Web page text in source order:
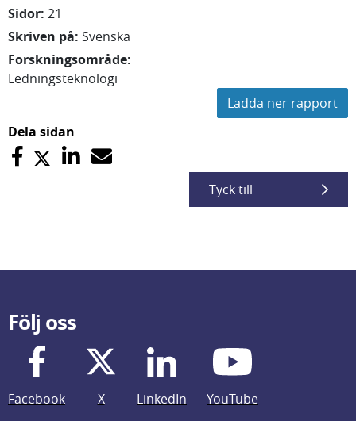
Sidor: 21
Skriven på: Svenska
Forskningsområde:
Ledningsteknologi
Ladda ner rapport
Dela sidan
Tyck till
Följ oss
Facebook X LinkedIn
YouTube